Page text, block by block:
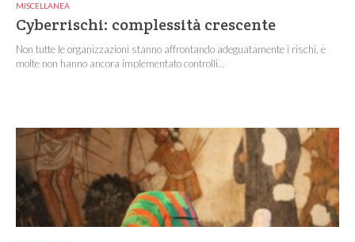
MISCELLANEA
Cyberrischi: complessità crescente
Non tutte le organizzazioni stanno affrontando adeguatamente i rischi, e
molte non hanno ancora implementato controlli...